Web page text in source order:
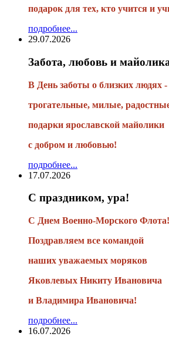
подарок для тех, кто учится и
подробнее...
29.07.2026
Забота, любовь и
В День заботы о близких людях -
трогательные, милые,
подарки ярославской майолики
с добром и любовью!
подробнее...
17.07.2026
С праздником, ура!
С Днем Военно-Морского
Поздравляем все командой
наших уважаемых моряков
Яковлевых Никиту Ивановича
и Владимира Ивановича!
подробнее...
16.07.2026